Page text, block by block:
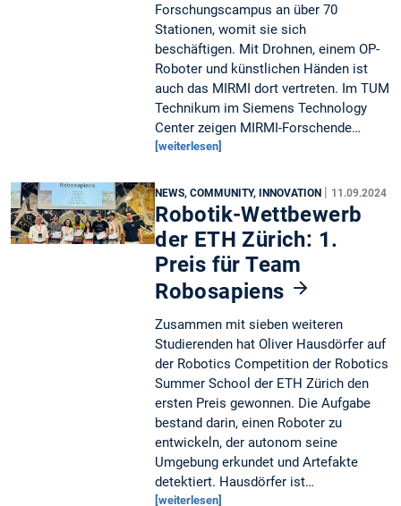
Forschungscampus an über 70
Stationen, womit sie sich
beschäftigen. Mit Drohnen, einem OP-
Roboter und künstlichen Händen ist
auch das MIRMI dort vertreten. Im TUM
Technikum im Siemens Technology
Center zeigen MIRMI-Forschende…
[weiterlesen]
NEWS, COMMUNITY, INNOVATION | 11.09.2024
Robotik-Wettbewerb
der ETH Zürich: 1.
Preis für Team
Robosapiens
Zusammen mit sieben weiteren
Studierenden hat Oliver Hausdörfer auf
der Robotics Competition der Robotics
Summer School der ETH Zürich den
ersten Preis gewonnen. Die Aufgabe
bestand darin, einen Roboter zu
entwickeln, der autonom seine
Umgebung erkundet und Artefakte
detektiert. Hausdörfer ist…
[weiterlesen]